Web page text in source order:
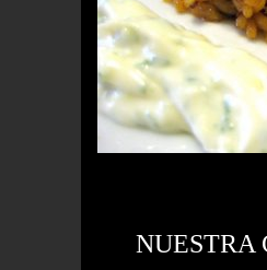
NUESTRA